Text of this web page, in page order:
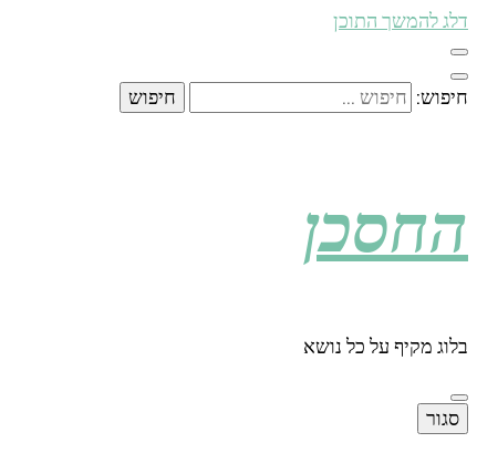
דלג להמשך התוכן
חיפוש:
החסכן
בלוג מקיף על כל נושא
סגור